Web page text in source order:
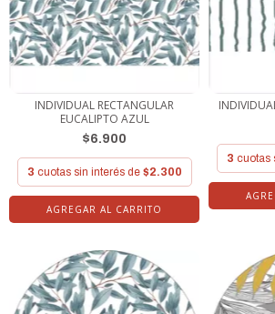
INDIVIDUAL RECTANGULAR
EUCALIPTO AZUL
$6.900
3 cuotas sin interés de $2.300
3 cuotas